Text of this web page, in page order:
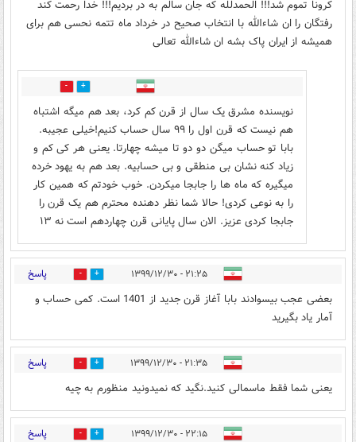
کرونا تموم شد!!! الحمدلله که جان سالم به در بردیم!!! خدا رحمت کند
رفتگان را ان شاءالله با انتخاب صحیح در خرداد ماه تتمه نحسی هم برای
همیشه از ایران پاک بشه ان شاءالله تعالی
0
نویسنده مشرق یک سال از قرن کم کرد، بعد هم میگه اشتباه
هم نیست که قرن اول را ۹۹ سال حساب کنیم!خیلی عجیبه.
بابا تو حساب میگن دو دو تا میشه چهارتا. یعنی هر کی کم و
زیاد کنه نشان بی منطقی و بی حسابیه. بعد هم به یهود خرده
میگیره که ماه ها را جابجا میکردن. خوب خودتم که همین کار
را به نوعی کردی! حالا شما نظر دهنده محترم هم یک قرن را
جابجا کردی عزیز. الان سال پایانی قرن چهاردهم است نه ۱۳
۲۱:۲۵ - ۱۳۹۹/۱۲/۳۰ 8 پاسخ
بعضی عجب بیسوادند بابا آغاز قرن جدید از 1401 است. کمی حساب و
آمار یاد بگیرید
۲۱:۳۵ - ۱۳۹۹/۱۲/۳۰ 4 پاسخ
یعنی شما فقط ماسمالی کنید.نگید که نمیدونید منظورم به چیه
۲۲:۱۵ - ۱۳۹۹/۱۲/۳۰ 2 پاسخ